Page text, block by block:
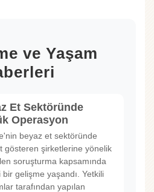
ve Yaşam
Et Sektöründe
Operasyon
beyaz et sektöründe
gösteren şirketlerine yönelik
soruşturma kapsamında
bir gelişme yaşandı. Yetkili
tarafından yapılan